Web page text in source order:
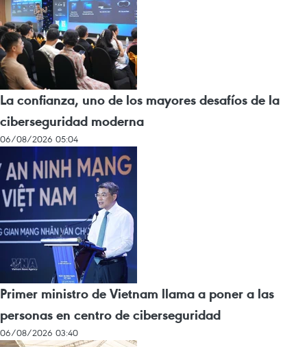
La confianza, uno de los mayores desafíos de la
ciberseguridad moderna
06/08/2026 05:04
Primer ministro de Vietnam llama a poner a las
personas en centro de ciberseguridad
06/08/2026 03:40